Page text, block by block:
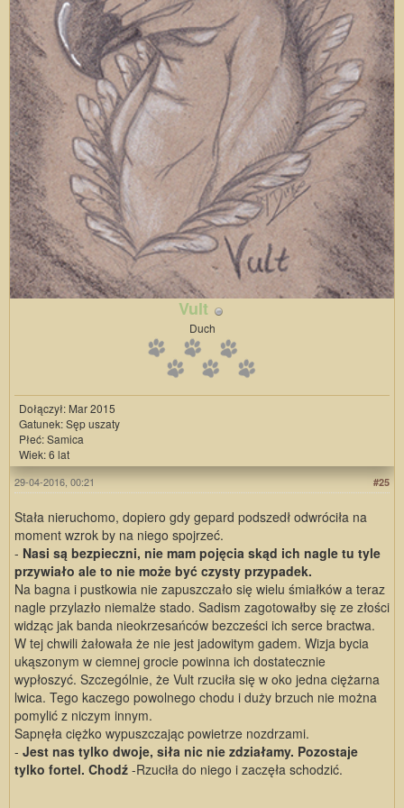
Vult
Duch
Dołączył: Mar 2015
Gatunek: Sęp uszaty
Płeć: Samica
Wiek: 6 lat
#25
29-04-2016, 00:21
Stała nieruchomo, dopiero gdy gepard podszedł odwróciła na
moment wzrok by na niego spojrzeć.
- Nasi są bezpieczni, nie mam pojęcia skąd ich nagle tu tyle
przywiało ale to nie może być czysty przypadek.
Na bagna i pustkowia nie zapuszczało się wielu śmiałków a teraz
nagle przylazło niemalże stado. Sadism zagotowałby się ze złości
widząc jak banda nieokrzesańców bezcześci ich serce bractwa.
W tej chwili żałowała że nie jest jadowitym gadem. Wizja bycia
ukąszonym w ciemnej grocie powinna ich dostatecznie
wypłoszyć. Szczególnie, że Vult rzuciła się w oko jedna ciężarna
lwica. Tego kaczego powolnego chodu i duży brzuch nie można
pomylić z niczym innym.
Sapnęła ciężko wypuszczając powietrze nozdrzami.
- Jest nas tylko dwoje, siła nic nie zdziałamy. Pozostaje
tylko fortel. Chodź -Rzuciła do niego i zaczęła schodzić.